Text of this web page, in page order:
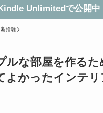
Unlimitedで公開中
断捨離
ルな部屋を作るた
よかったインテリ